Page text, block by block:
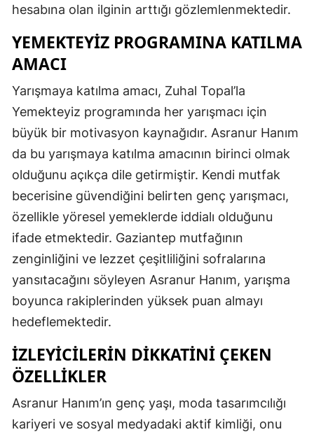
hesabına olan ilginin arttığı gözlemlenmektedir.
YEMEKTEYIZ PROGRAMINA KATILMA
AMACI
Yarışmaya katılma amacı, Zuhal Topal’la
Yemekteyiz programında her yarışmacı için
büyük bir motivasyon kaynağıdır. Asranur Hanım
da bu yarışmaya katılma amacının birinci olmak
olduğunu açıkça dile getirmiştir. Kendi mutfak
becerisine güvendiğini belirten genç yarışmacı,
özellikle yöresel yemeklerde iddialı olduğunu
ifade etmektedir. Gaziantep mutfağının
zenginliğini ve lezzet çeşitliliğini sofralarına
yansıtacağını söyleyen Asranur Hanım, yarışma
boyunca rakiplerinden yüksek puan almayı
hedeflemektedir.
İZLEYICILERIN DIKKATINI ÇEKEN
ÖZELLIKLER
Asranur Hanım’ın genç yaşı, moda tasarımcılığı
kariyeri ve sosyal medyadaki aktif kimliği, onu